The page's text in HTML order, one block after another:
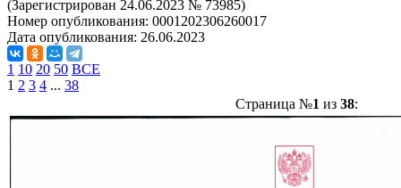
(Зарегистрирован 24.06.2023 № 73985)
Номер опубликования: 0001202306260017
Дата опубликования: 26.06.2023
1 10 20 50 ВСЕ
1 2 3 4 ... 38
Страница №1 из 38: